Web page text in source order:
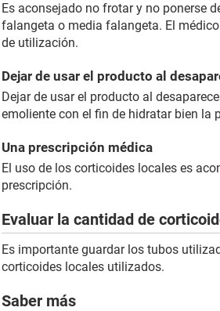
Es aconsejado no frotar y no ponerse
falangeta o media falangeta. El
de utilización.
Dejar de usar el producto al
Dejar de usar el producto al
emoliente con el fin de hidratar bien la
Una prescripción médica
El uso de los corticoides locales es
prescripción.
Evaluar la cantidad de
Es importante guardar los tubos
corticoides locales utilizados.
Saber más